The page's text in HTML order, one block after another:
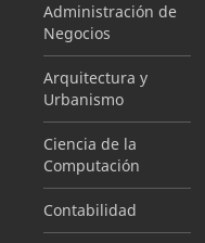
Administración de
Negocios
Arquitectura y
Urbanismo
Ciencia de la
Computación
Contabilidad